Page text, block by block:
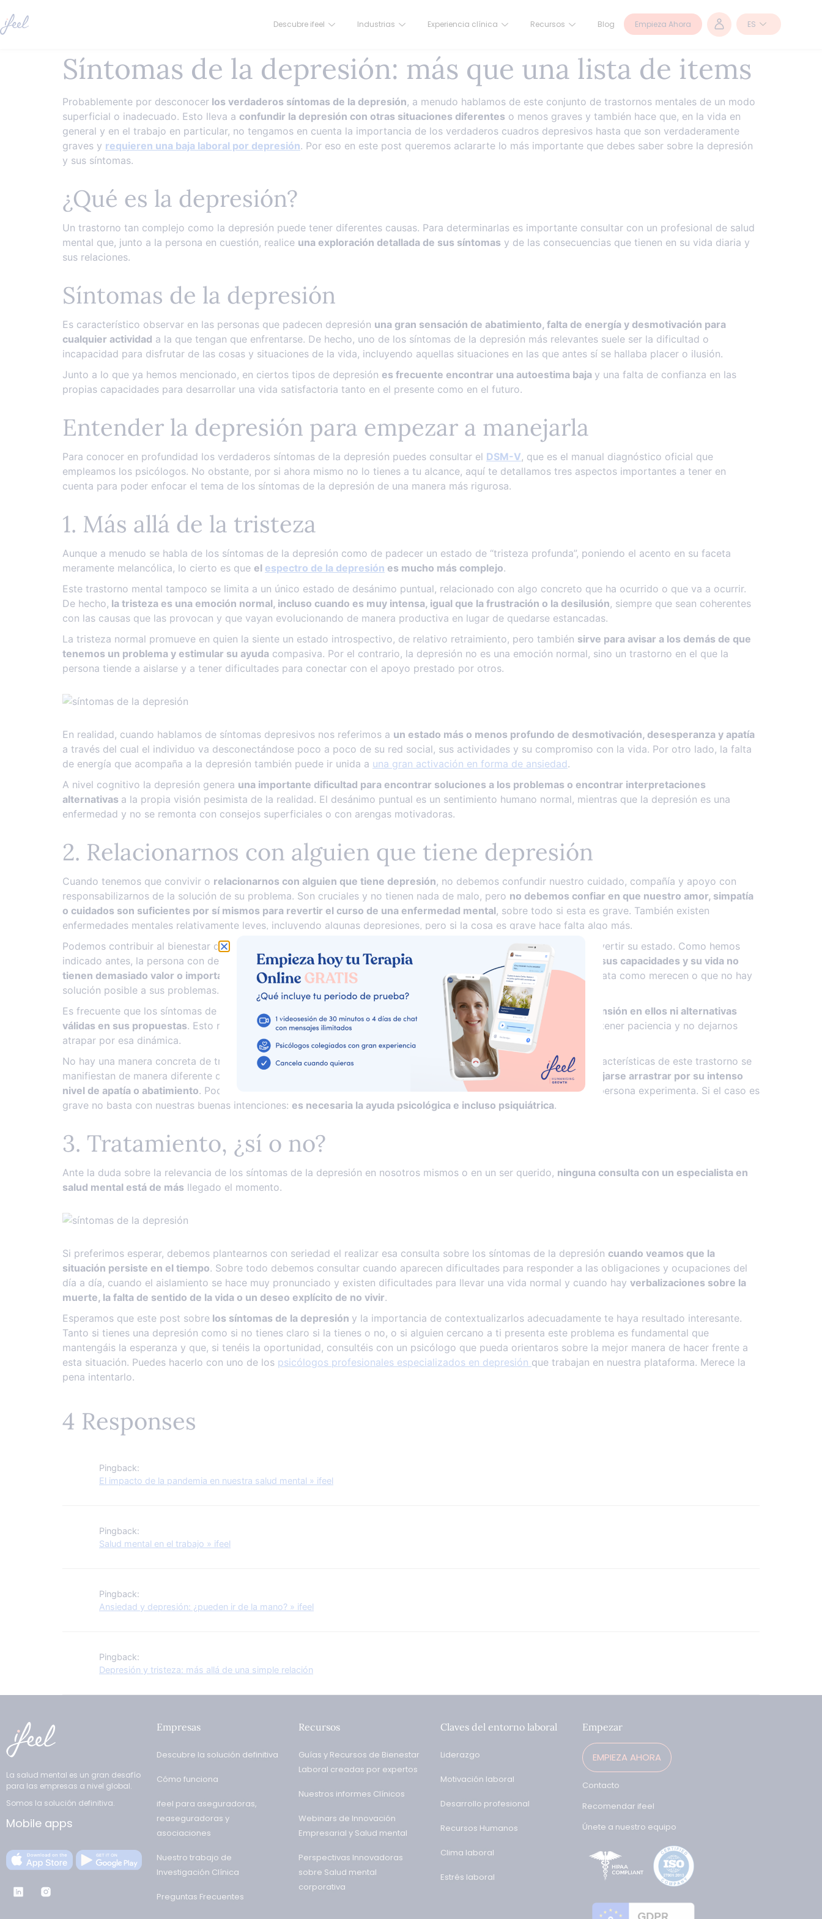
Descubre ifeel Industrias Experiencia clínica Recursos Blog Empieza Ahora ES
Síntomas de la depresión: más que una lista de items
Probablemente por desconocer los verdaderos síntomas de la depresión, a menudo hablamos de este conjunto de trastornos mentales de un modo
superficial o inadecuado. Esto lleva a confundir la depresión con otras situaciones diferentes o menos graves y también hace que, en la vida en
general y en el trabajo en particular, no tengamos en cuenta la importancia de los verdaderos cuadros depresivos hasta que son verdaderamente
graves y requieren una baja laboral por depresión. Por eso en este post queremos aclararte lo más importante que debes saber sobre la depresión
y sus síntomas.
¿Qué es la depresión?
Un trastorno tan complejo como la depresión puede tener diferentes causas. Para determinarlas es importante consultar con un profesional de salud
mental que, junto a la persona en cuestión, realice una exploración detallada de sus síntomas y de las consecuencias que tienen en su vida diaria y
sus relaciones.
Síntomas de la depresión
Es característico observar en las personas que padecen depresión una gran sensación de abatimiento, falta de energía y desmotivación para
cualquier actividad a la que tengan que enfrentarse. De hecho, uno de los síntomas de la depresión más relevantes suele ser la dificultad o
incapacidad para disfrutar de las cosas y situaciones de la vida, incluyendo aquellas situaciones en las que antes sí se hallaba placer o ilusión.
Junto a lo que ya hemos mencionado, en ciertos tipos de depresión es frecuente encontrar una autoestima baja y una falta de confianza en las
propias capacidades para desarrollar una vida satisfactoria tanto en el presente como en el futuro.
Entender la depresión para empezar a manejarla
Para conocer en profundidad los verdaderos síntomas de la depresión puedes consultar el DSM-V, que es el manual diagnóstico oficial que
empleamos los psicólogos. No obstante, por si ahora mismo no lo tienes a tu alcance, aquí te detallamos tres aspectos importantes a tener en
cuenta para poder enfocar el tema de los síntomas de la depresión de una manera más rigurosa.
1. Más allá de la tristeza
Aunque a menudo se habla de los síntomas de la depresión como de padecer un estado de “tristeza profunda”, poniendo el acento en su faceta
meramente melancólica, lo cierto es que el espectro de la depresión es mucho más complejo.
Este trastorno mental tampoco se limita a un único estado de desánimo puntual, relacionado con algo concreto que ha ocurrido o que va a ocurrir.
De hecho, la tristeza es una emoción normal, incluso cuando es muy intensa, igual que la frustración o la desilusión, siempre que sean coherentes
con las causas que las provocan y que vayan evolucionando de manera productiva en lugar de quedarse estancadas.
La tristeza normal promueve en quien la siente un estado introspectivo, de relativo retraimiento, pero también sirve para avisar a los demás de que
tenemos un problema y estimular su ayuda compasiva. Por el contrario, la depresión no es una emoción normal, sino un trastorno en el que la
persona tiende a aislarse y a tener dificultades para conectar con el apoyo prestado por otros.
En realidad, cuando hablamos de síntomas depresivos nos referimos a un estado más o menos profundo de desmotivación, desesperanza y apatía
a través del cual el individuo va desconectándose poco a poco de su red social, sus actividades y su compromiso con la vida. Por otro lado, la falta
de energía que acompaña a la depresión también puede ir unida a una gran activación en forma de ansiedad.
A nivel cognitivo la depresión genera una importante dificultad para encontrar soluciones a los problemas o encontrar interpretaciones
alternativas a la propia visión pesimista de la realidad. El desánimo puntual es un sentimiento humano normal, mientras que la depresión es una
enfermedad y no se remonta con consejos superficiales o con arengas motivadoras.
2. Relacionarnos con alguien que tiene depresión
Cuando tenemos que convivir o relacionarnos con alguien que tiene depresión, no debemos confundir nuestro cuidado, compañía y apoyo con
responsabilizarnos de la solución de su problema. Son cruciales y no tienen nada de malo, pero no debemos confiar en que nuestro amor, simpatía
o cuidados son suficientes por sí mismos para revertir el curso de una enfermedad mental, sobre todo si esta es grave. También existen
enfermedades mentales relativamente leves, incluyendo algunas depresiones, pero si la cosa es grave hace falta algo más.
Podemos contribuir al bienestar de una persona con depresión pero es un error cargar con la responsabilidad de revertir su estado. Como hemos
indicado antes, la persona con depresión no solo es alguien que está «muy triste», sino
alguien que interpreta que sus capacidades y su vida no
tienen demasiado valor o importancia
. A menudo estas personas también piensan que nadie les comprende o les trata como merecen o que no hay
solución posible a sus problemas.
Es frecuente que los síntomas de la depresión hagan que
la persona se aleje de los demás y no encuentre comprensión en ellos ni alternativas
válidas en sus propuestas. Esto resulta muy frustrante y desolador para quienes tratan de acompañarla. Es crucial tener paciencia y no dejarnos
atrapar por esa dinámica.
No hay una manera concreta de tratar a las personas que padecen una depresión clínica establecida, porque las características de este trastorno se
manifiestan de manera diferente de un individuo a otro. Es importante escuchar y tratar de comprender, perosin dejarse arrastrar por su intenso
nivel de apatía o abatimiento. Podemos mostrar empatía, calidez y apoyo, pero no reforzar la victimización que la persona experimenta. Si el caso es
grave no basta con nuestras buenas intenciones: es necesaria la ayuda psicológica e incluso psiquiátrica.
3. Tratamiento, ¿sí o no?
Ante la duda sobre la relevancia de los síntomas de la depresión en nosotros mismos o en un ser querido, ninguna consulta con un especialista en
salud mental está de más llegado el momento.
Si preferimos esperar, debemos plantearnos con seriedad el realizar esa consulta sobre los síntomas de la depresión cuando veamos que la
situación persiste en el tiempo. Sobre todo debemos consultar cuando aparecen dificultades para responder a las obligaciones y ocupaciones del
día a día, cuando el aislamiento se hace muy pronunciado y existen dificultades para llevar una vida normal y cuando hay verbalizaciones sobre la
muerte, la falta de sentido de la vida o un deseo explícito de no vivir.
Esperamos que este post sobre los síntomas de la depresión y la importancia de contextualizarlos adecuadamente te haya resultado interesante.
Tanto si tienes una depresión como si no tienes claro si la tienes o no, o si alguien cercano a ti presenta este problema es fundamental que
mantengáis la esperanza y que, si tenéis la oportunidad, consultéis con un psicólogo que pueda orientaros sobre la mejor manera de hacer frente a
esta situación. Puedes hacerlo con uno de los psicólogos profesionales especializados en depresión que trabajan en nuestra plataforma. Merece la
pena intentarlo.
4 Responses
Pingback:
El impacto de la pandemia en nuestra salud mental » ifeel
Pingback:
Salud mental en el trabajo » ifeel
Pingback:
Ansiedad y depresión: ¿pueden ir de la mano? » ifeel
Pingback:
Depresión y tristeza: más allá de una simple relación
La salud mental es un gran desafío
para las empresas a nivel global.
Somos la solución definitiva.
Mobile apps
Empresas
Descubre la solución definitiva
Cómo funciona
ifeel para aseguradoras,
reaseguradoras y
asociaciones
Nuestro trabajo de
Investigación Clínica
Preguntas Frecuentes
Recursos
Guías y Recursos de Bienestar
Laboral creadas por expertos
Nuestros informes Clínicos
Webinars de Innovación
Empresarial y Salud mental
Perspectivas Innovadoras
sobre Salud mental
corporativa
Claves del entorno laboral
Liderazgo
Motivación laboral
Desarrollo profesional
Recursos Humanos
Clima laboral
Estrés laboral
Empezar
EMPIEZA AHORA
Contacto
Recomendar ifeel
Únete a nuestro equipo